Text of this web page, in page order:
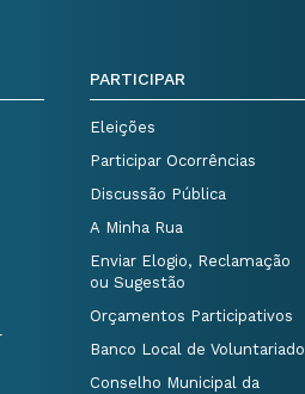
PARTICIPAR
Eleições
Participar Ocorrências
Discussão Pública
A Minha Rua
Enviar Elogio, Reclamação
ou Sugestão
Orçamentos Participativos
Banco Local de Voluntariado
Conselho Municipal da